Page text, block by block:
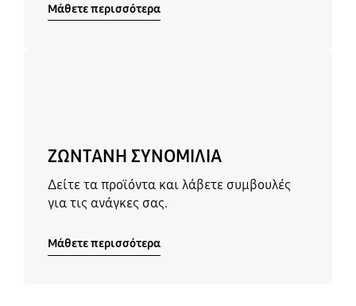
Μάθετε περισσότερα
ΖΩΝΤΑΝΗ ΣΥΝΟΜΙΛΙΑ
Δείτε τα προϊόντα και λάβετε συμβουλές
για τις ανάγκες σας.
Μάθετε περισσότερα